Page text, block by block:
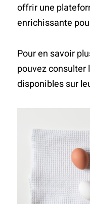
offrir une
enrichissante
Pour en savoir
pouvez
disponibles sur